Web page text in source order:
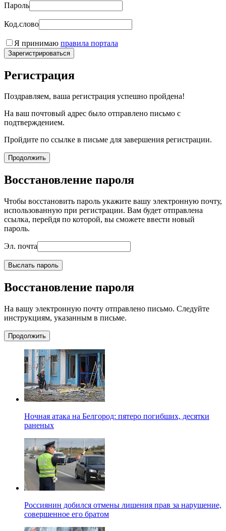
Пароль
Код.слово
Я принимаю правила портала
Зарегистрироваться
Регистрация
Поздравляем, ваша регистрация успешно пройдена!
На ваш почтовый адрес было отправлено письмо с
подтверждением.
Пройдите по ссылке в письме для завершения регистрации.
Продолжить
Восстановление пароля
Чтобы восстановить пароль укажите вашу электронную почту,
использованную при регистрации. Вам будет отправлена
ссылка, перейдя по которой, вы сможете ввести новый
пароль.
Эл. почта
Выслать пароль
Восстановление пароля
На вашу электронную почту отправлено письмо. Следуйте
инструкциям, указанным в письме.
Продолжить
Ночная атака на Белгород: пятеро погибших, десятки
раненых
Россиянин добился отмены лишения прав за нарушение,
совершенное его братом